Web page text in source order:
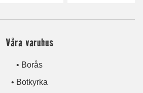
Våra varuhus
• Borås
• Botkyrka